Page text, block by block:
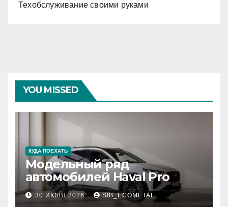
Техобслуживание своими руками
YOU MISSED
КУДА ПОЕХАТЬ
Модельный ряд
автомобилей Haval Pro
30 ИЮЛЯ 2026 SIB_ECOMETAL